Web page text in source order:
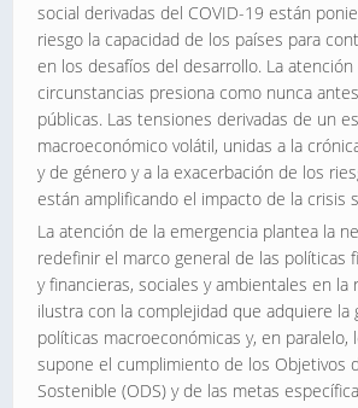
social derivadas del COVID-19 están
riesgo la capacidad de los países para
en los desafíos del desarrollo. La
circunstancias presiona como nunca
públicas. Las tensiones derivadas de un
macroeconómico volátil, unidas a la
y de género y a la exacerbación de los
están amplificando el impacto de la crisis
La atención de la emergencia plantea la
redefinir el marco general de las políticas
y financieras, sociales y ambientales en la
ilustra con la complejidad que adquiere la
políticas macroeconómicas y, en paralelo,
supone el cumplimiento de los Objetivos
Sostenible (ODS) y de las metas